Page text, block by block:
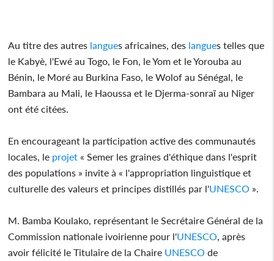
Au titre des autres langues africaines, des langues telles que
le Kabyè, l'Ewé au Togo, le Fon, le Yom et le Yorouba au
Bénin, le Moré au Burkina Faso, le Wolof au Sénégal, le
Bambara au Mali, le Haoussa et le Djerma-sonraï au Niger
ont été citées.
En encourageant la participation active des communautés
locales, le projet « Semer les graines d'éthique dans l'esprit
des populations » invite à « l'appropriation linguistique et
culturelle des valeurs et principes distillés par l'UNESCO ».
M. Bamba Koulako, représentant le Secrétaire Général de la
Commission nationale ivoirienne pour l'UNESCO , après
avoir félicité le Titulaire de la Chaire UNESCO de